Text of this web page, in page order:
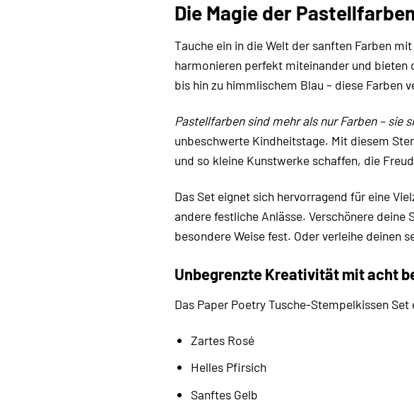
Die Magie der
Tauche ein in die Welt der sanften Farben
harmonieren perfekt miteinander und bieten
bis hin zu himmlischem Blau – diese Farben
Pastellfarben sind mehr als nur Farben – sie
unbeschwerte Kindheitstage. Mit diesem
und so kleine Kunstwerke schaffen, die
Das Set eignet sich hervorragend für eine
andere festliche Anlässe. Verschönere
besondere Weise fest. Oder verleihe deinen
Unbegrenzte Kreativität mit acht
Das Paper Poetry Tusche-Stempelkissen
Zartes Rosé
Helles Pfirsich
Sanftes Gelb